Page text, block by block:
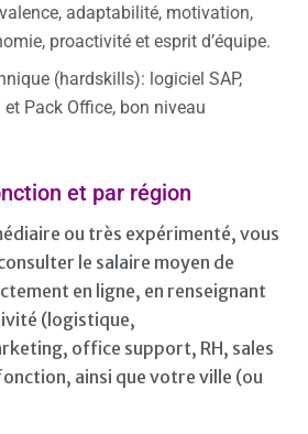
adaptabilité, motivation,
proactivité et esprit d’équipe.
(hardskills): logiciel SAP,
et Pack Office, bon niveau
et par région
ou très expérimenté, vous
le salaire moyen de
en ligne, en renseignant
(logistique,
office support, RH, sales
ainsi que votre ville (ou